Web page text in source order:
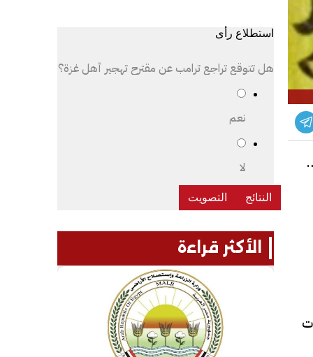
استطلاع رأى
هل تتوقع تراجع ترامب عن مقترح تهجير أهل غزة؟
نعم
لا
الأكثر قراءة